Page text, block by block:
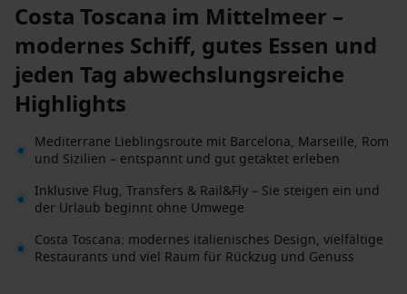
Costa Toscana im Mittelmeer –
modernes Schiff, gutes Essen und
jeden Tag abwechslungsreiche
Highlights
Mediterrane Lieblingsroute mit Barcelona, Marseille, Rom
und Sizilien – entspannt und gut getaktet erleben
Inklusive Flug, Transfers & Rail&Fly – Sie steigen ein und
der Urlaub beginnt ohne Umwege
Costa Toscana: modernes italienisches Design, vielfältige
Restaurants und viel Raum für Rückzug und Genuss